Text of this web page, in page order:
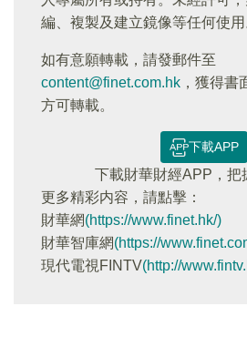
編、複製及建立鏡像等任何使用
如有意願轉載，請發郵件至
content@finet.com.hk ，獲得書
方可轉載。
下載APP
下載財華財經APP，把
更多精彩内容，請點擊：
財華網(https://www.finet.hk/)
財華智庫網(https://
現代電視FINTV(http://